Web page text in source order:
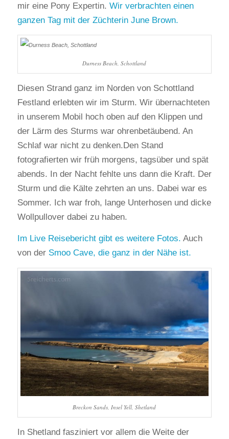
mir eine Pony Expertin. Wir verbrachten einen
ganzen Tag mit der Züchterin June Brown.
Durness Beach, Schottland
Diesen Strand ganz im Norden von Schottland
Festland erlebten wir im Sturm. Wir übernachteten
in unserem Mobil hoch oben auf den Klippen und
der Lärm des Sturms war ohrenbetäubend. An
Schlaf war nicht zu denken.Den Stand
fotografierten wir früh morgens, tagsüber und spät
abends. In der Nacht fehlte uns dann die Kraft. Der
Sturm und die Kälte zehrten an uns. Dabei war es
Sommer. Ich war froh, lange Unterhosen und dicke
Wollpullover dabei zu haben.
Im Live Reisebericht gibt es weitere Fotos. Auch
von der Smoo Cave, die ganz in der Nähe ist.
Breckon Sands, Insel Yell, Shetland
In Shetland fasziniert vor allem die Weite der